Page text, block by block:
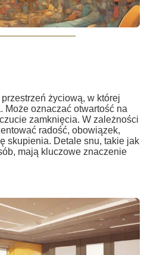
życiową, w której
Może oznaczać otwartość na
zamknięcia. W zależności
radość, obowiązek,
skupienia. Detale snu, takie jak
mają kluczowe znaczenie